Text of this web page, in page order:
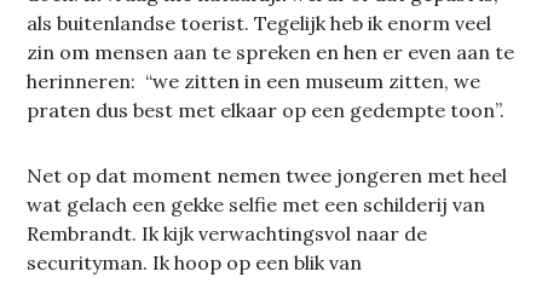
als buitenlandse toerist. Tegelijk heb ik enorm veel
zin om mensen aan te spreken en hen er even aan te
herinneren: “we zitten in een museum zitten, we
praten dus best met elkaar op een gedempte toon”.
Net op dat moment nemen twee jongeren met heel
wat gelach een gekke selfie met een schilderij van
Rembrandt. Ik kijk verwachtingsvol naar de
securityman. Ik hoop op een blik van